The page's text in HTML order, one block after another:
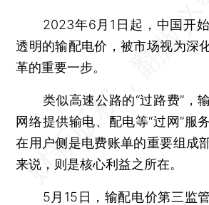
2023年6月1日起，中国开始
透明的输配电价，被市场视为深
革的重要一步。
类似高速公路的“过路费”，
网络提供输电、配电等“过网”服
在用户侧是电费账单的重要组成
来说，则是核心利益之所在。
5月15日，输配电价第三监管